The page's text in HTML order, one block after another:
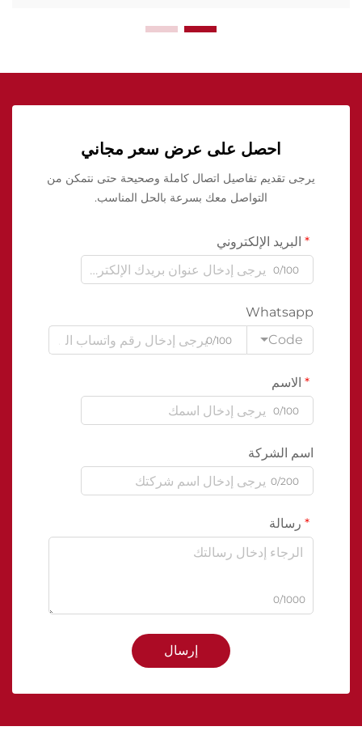
احصل على عرض سعر مجاني
يرجى تقديم تفاصيل اتصال كاملة وصحيحة حتى نتمكن من
التواصل معك بسرعة بالحل المناسب.
البريد الإلكتروني
0/100
Whatsapp
Code
0/100
الاسم
0/100
اسم الشركة
0/200
رسالة
0/1000
إرسال